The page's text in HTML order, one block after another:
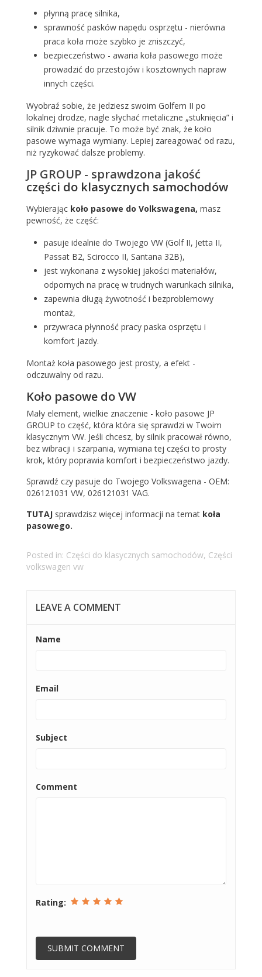
płynną pracę silnika,
sprawność pasków napędu osprzętu - nierówna
praca koła może szybko je zniszczyć,
bezpieczeństwo - awaria koła pasowego może
prowadzić do przestojów i kosztownych napraw
innych części.
Wyobraź sobie, że jedziesz swoim Golfem II po
lokalnej drodze, nagle słychać metaliczne „stuknięcia” i
silnik dziwnie pracuje. To może być znak, że koło
pasowe wymaga wymiany. Lepiej zareagować od razu,
niż ryzykować dalsze problemy.
JP GROUP - sprawdzona jakość
części do klasycznych samochodów
Wybierając koło pasowe do Volkswagena, masz
pewność, że część:
pasuje idealnie do Twojego VW (Golf II, Jetta II,
Passat B2, Scirocco II, Santana 32B),
jest wykonana z wysokiej jakości materiałów,
odpornych na pracę w trudnych warunkach silnika,
zapewnia długą żywotność i bezproblemowy
montaż,
przywraca płynność pracy paska osprzętu i
komfort jazdy.
Montaż koła pasowego jest prosty, a efekt -
odczuwalny od razu.
Koło pasowe do VW
Mały element, wielkie znaczenie - koło pasowe JP
GROUP to część, która która się sprawdzi w Twoim
klasycznym VW. Jeśli chcesz, by silnik pracował równo,
bez wibracji i szarpania, wymiana tej części to prosty
krok, który poprawia komfort i bezpieczeństwo jazdy.
Sprawdź czy pasuje do Twojego Volkswagena - OEM:
026121031 VW, 026121031 VAG.
TUTAJ sprawdzisz więcej informacji na temat koła
pasowego.
Posted in: Części do klasycznych samochodów, Części
volkswagen vw
LEAVE A COMMENT
Name
Email
Subject
Comment
Rating: